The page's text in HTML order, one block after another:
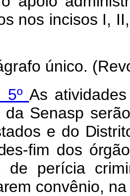
nos incisos I,
único.
5º As
da Senasp serã
s e do Distrit
fim dos órgão
de perícia
m convênio,